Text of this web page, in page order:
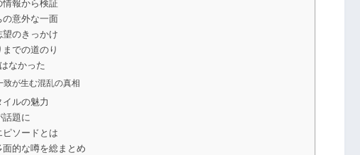
報から検証
の意外な一面
のきっかけ
での道のり
なかった
致が生む混乱の真相
ルの魅力
題に
ソードとは
的な噂を総まとめ